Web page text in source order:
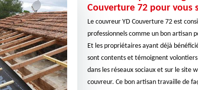
Couverture 72 pour vous
Le couvreur YD Couverture 72 est
professionnels comme un bon artisan
Et les propriétaires ayant déjà
sont contents et témoignent
dans les réseaux sociaux et sur le site
couvreur. Ce bon artisan travaille de